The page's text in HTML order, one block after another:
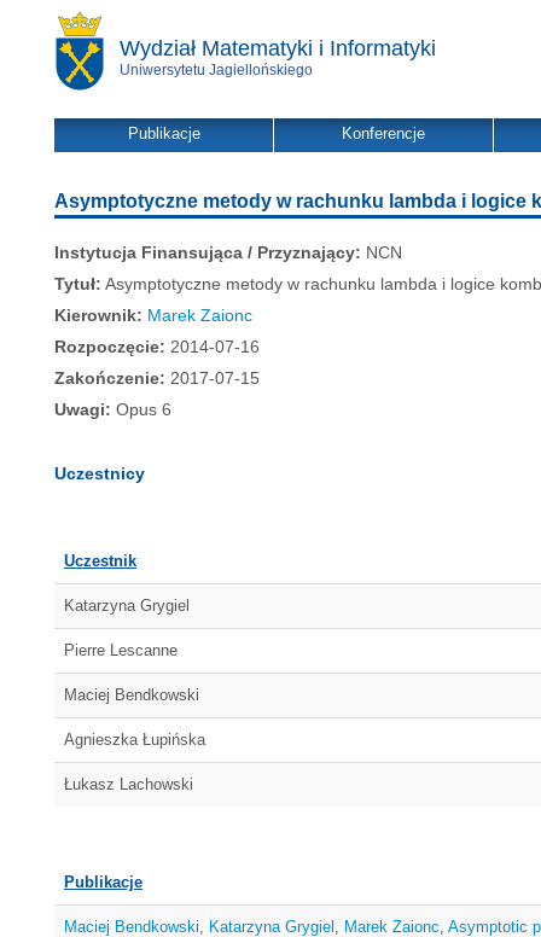
Wydział Matematyki i Informatyki
Uniwersytetu Jagiellońskiego
Publikacje Konferencje
Asymptotyczne metody w rachunku lambda i logice
Instytucja Finansująca / Przyznający: NCN
Tytuł: Asymptotyczne metody w rachunku lambda i logice
Kierownik: Marek Zaionc
Rozpoczęcie: 2014-07-16
Zakończenie: 2017-07-15
Uwagi: Opus 6
Uczestnicy
Uczestnik
Katarzyna Grygiel
Pierre Lescanne
Maciej Bendkowski
Agnieszka Łupińska
Łukasz Lachowski
Publikacje
Maciej Bendkowski, Katarzyna Grygiel , Marek Zaionc, Asymptotic